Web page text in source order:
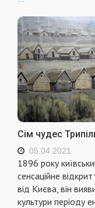
Сім чудес
05.04.2021
1896 року
сенсаційне
від Києва, він
культури періоду